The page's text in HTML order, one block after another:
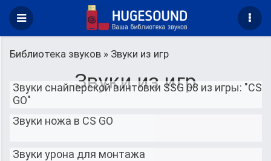
Библиотека звуков » Звуки из игр
Звуки из игр
Звуки снайперской винтовки SSG 08 из игры: "CS
GO"
Звуки ножа в CS GO
Звуки урона для монтажа